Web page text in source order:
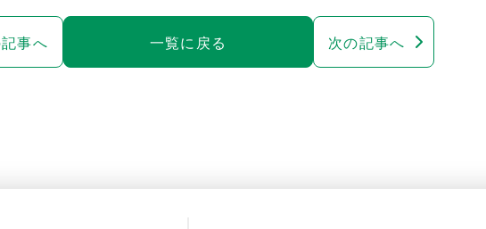
事へ 一覧に戻る 次の記事へ